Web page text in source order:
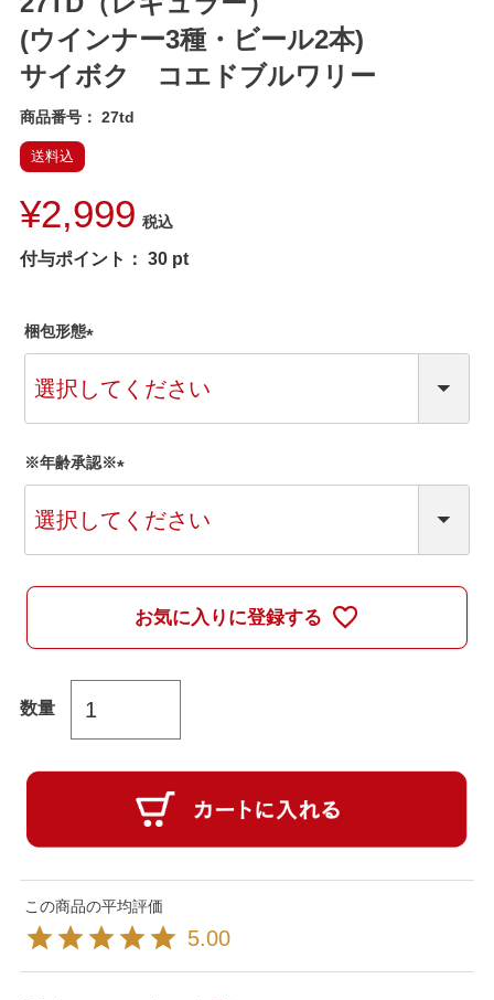
(ウインナー3種・ビール2本)
サイボク コエドブルワリー
商品番号 27td
送料込
¥2,999 税込
付与ポイント： 30 pt
梱包形態
必
※年齢承認※
必
お気に入りに登録する
5.00